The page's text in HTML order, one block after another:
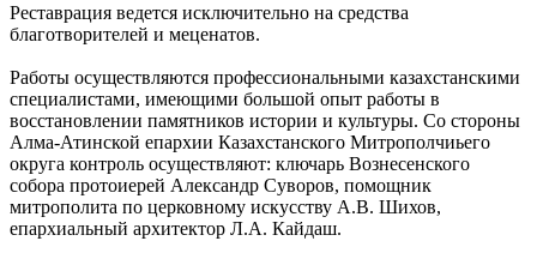
Реставрация ведется исключительно на средства
благотворителей и меценатов.
Работы осуществляются профессиональными казахстанскими
специалистами, имеющими большой опыт работы в
восстановлении памятников истории и культуры. Со стороны
Алма-Атинской епархии Казахстанского Митрополчиьего
округа контроль осуществляют: ключарь Вознесенского
собора протоиерей Александр Суворов, помощник
митрополита по церковному искусству А.В. Шихов,
епархиальный архитектор Л.А. Кайдаш.